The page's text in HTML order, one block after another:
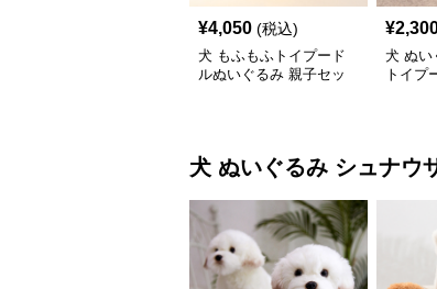
¥4,050 (税込)
犬 もふもふトイプード
ルぬいぐるみ 親子セッ
¥
犬 ぬい
トイプ
犬 ぬいぐるみ シュナウ